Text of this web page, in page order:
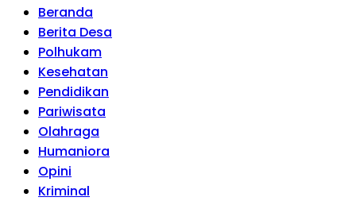
Beranda
Berita Desa
Polhukam
Kesehatan
Pendidikan
Pariwisata
Olahraga
Humaniora
Opini
Kriminal